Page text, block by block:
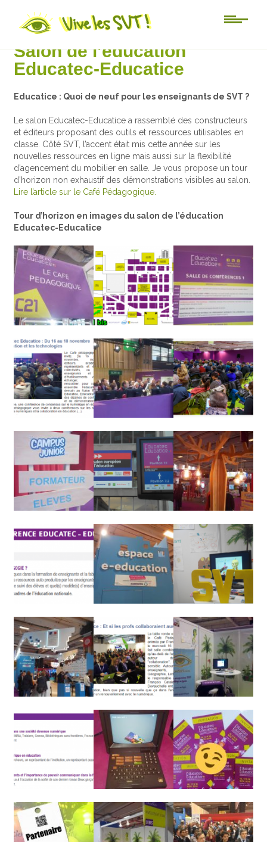
Au jour le jour
Salon de l’éducation
Educatec-Educatice
Educatice : Quoi de neuf pour les enseignants de SVT ?
Le salon Educatec-Educatice a rassemblé des constructeurs
et éditeurs proposant des outils et ressources utilisables en
classe. Côté SVT, l’accent était mis cette année sur les
nouvelles ressources en ligne mais aussi sur la flexibilité
d’agencement du mobilier en salle. Je vous propose un tour
d’horizon non exhaustif des démonstrations visibles au salon.
Lire l’article sur le Café Pédagogique.
Tour d’horizon en images du salon de l’éducation
Educatec-Educatice